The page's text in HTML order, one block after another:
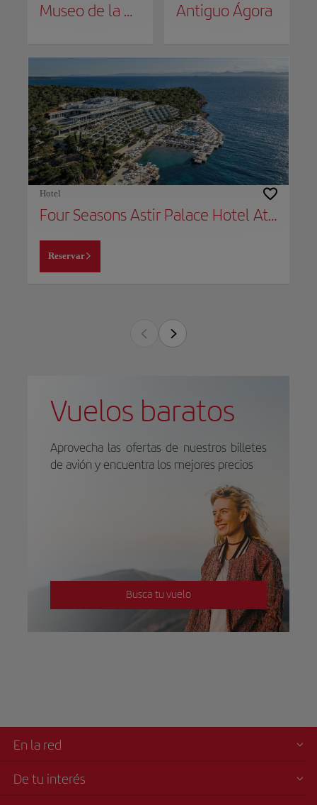
Museo de la Acrópolis Antiguo Ágora
Hotel
Four Seasons Astir Palace Hotel Athens
Reservar
Vuelos baratos
Aprovecha las ofertas de nuestros billetes
de avión y encuentra los mejores precios
Busca tu vuelo
En la red
De tu interés